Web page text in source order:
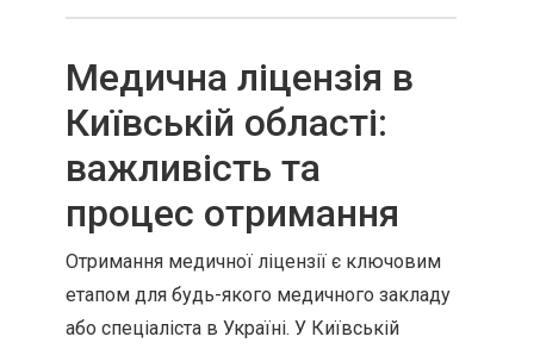
Медична ліцензія в
Київській області:
важливість та
процес отримання
Отримання медичної ліцензії є ключовим
етапом для будь-якого медичного закладу
або спеціаліста в Україні. У Київській